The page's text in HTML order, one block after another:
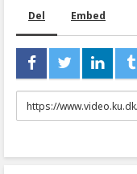
Del Embed
URL
to